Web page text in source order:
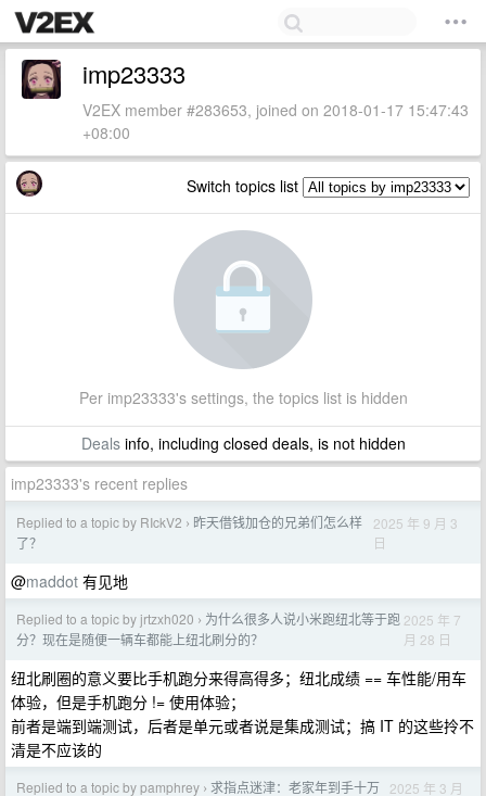
imp23333
V2EX member #283653, joined on 2018-01-17 15:47:43
+08:00
Switch topics list
Per imp23333's settings, the topics list is hidden
Dealsinfo, including closed deals, is not hidden
imp23333's recent replies
Replied to a topic by RIckV2 › 昨天借钱加仓的兄弟们怎么样
了？
2025 年 9 月 3
日
@maddot 有见地
Replied to a topic by jrtzxh020 › 为什么很多人说小米跑纽北等于跑
分？现在是随便一辆车都能上纽北刷分的？
2025 年 7
月 28 日
纽北刷圈的意义要比手机跑分来得高得多；纽北成绩 == 车性能/用车
体验，但是手机跑分 != 使用体验；
前者是端到端测试，后者是单元或者说是集成测试；搞 IT 的这些拎不
清是不应该的
Replied to a topic by pamphrey › 求指点迷津：老家年到手十万 2025 年 3 月